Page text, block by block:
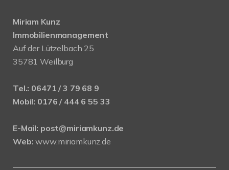
Miriam Kunz
Immobilienmanagement
Auf der Lützelbach 25
35781 Weilburg
Tel.: 06471 / 3 79 68 9
Mobil: 0176 / 444 6 55 33
E-Mail: post@miriamkunz.de
Web: www.miriamkunz.de